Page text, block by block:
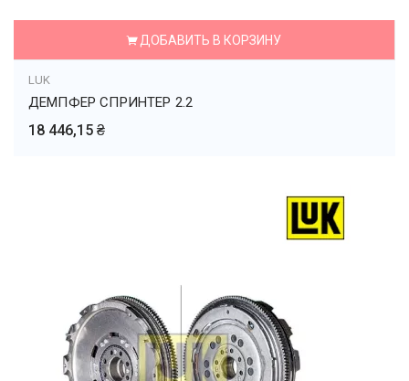
ДОБАВИТЬ В КОРЗИНУ
LUK
ДЕМПФЕР СПРИНТЕР 2.2
18 446,15 ₴